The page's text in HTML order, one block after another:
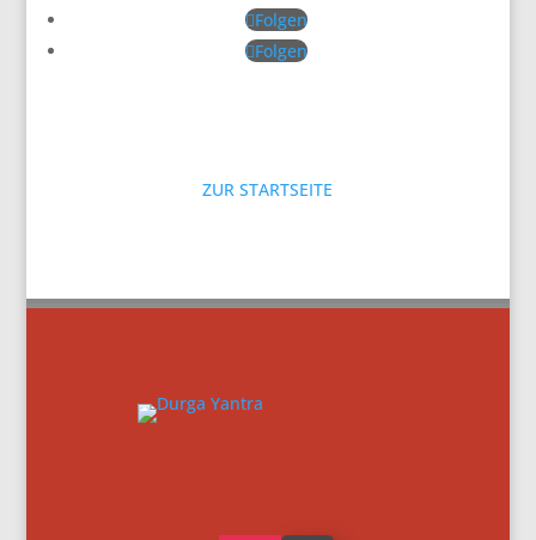
Folgen
Folgen
ZUR STARTSEITE